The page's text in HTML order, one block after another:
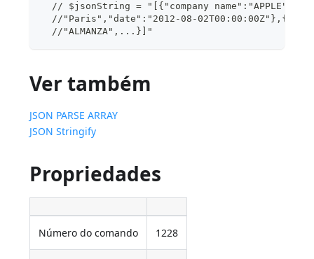
// $jsonString = "[{"company
//"Paris","date":"2012-08-
//"ALMANZA",...}]"
Ver também
JSON PARSE ARRAY
JSON Stringify
Propriedades
Número do comando 1228